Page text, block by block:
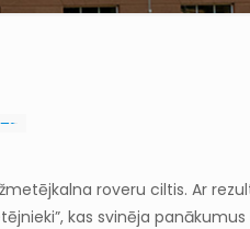
roveru ciltis. Ar
kas svinēja